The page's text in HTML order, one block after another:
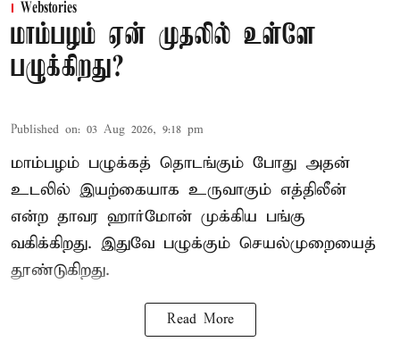
Webstories
மாம்பழம் ஏன் முதலில் உள்ளே
பழுக்கிறது?
Published on: 03 Aug 2026, 9:18 pm
மாம்பழம் பழுக்கத் தொடங்கும் போது அதன்
உடலில் இயற்கையாக உருவாகும் எத்திலீன்
என்ற தாவர ஹார்மோன் முக்கிய பங்கு
வகிக்கிறது. இதுவே பழுக்கும் செயல்முறையைத்
தூண்டுகிறது.
Read More